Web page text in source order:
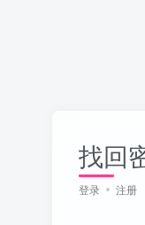
找回
登录 注册